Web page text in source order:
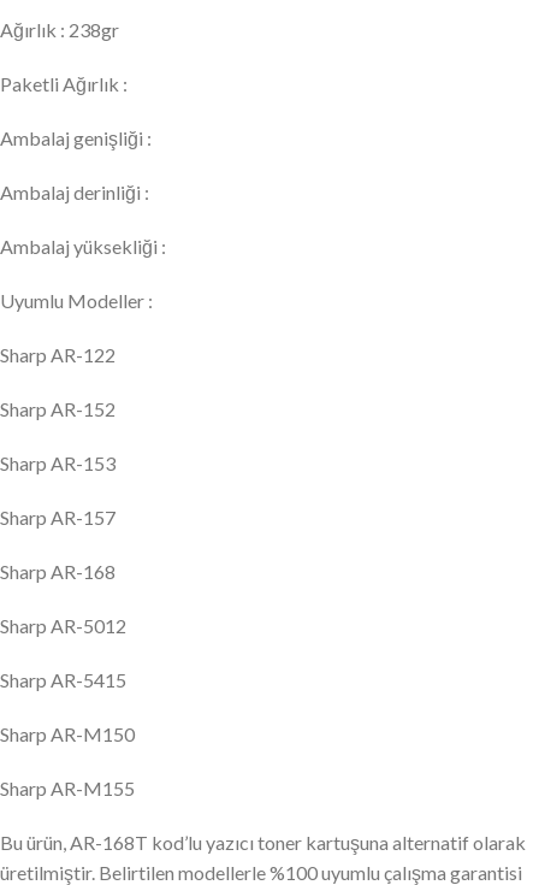
Ağırlık : 238gr
Paketli Ağırlık :
Ambalaj genişliği :
Ambalaj derinliği :
Ambalaj yüksekliği :
Uyumlu Modeller :
Sharp AR-122
Sharp AR-152
Sharp AR-153
Sharp AR-157
Sharp AR-168
Sharp AR-5012
Sharp AR-5415
Sharp AR-M150
Sharp AR-M155
Bu ürün, AR-168T kod’lu yazıcı toner kartuşuna alternatif olarak
üretilmiştir. Belirtilen modellerle %100 uyumlu çalışma garantisi